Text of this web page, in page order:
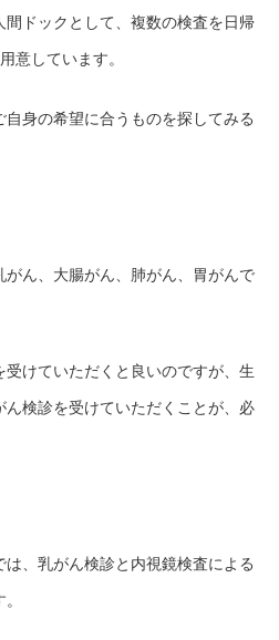
間ドックとして、複数の検査を日帰
意しています。
身の希望に合うものを探してみる
ん、大腸がん、肺がん、胃がんで
けていただくと良いのですが、生
検診を受けていただくことが、必
、乳がん検診と内視鏡検査による